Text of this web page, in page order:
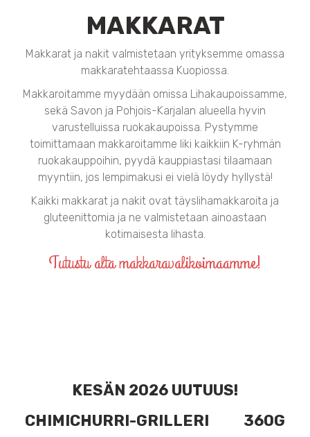
MAKKARAT
Makkarat ja nakit valmistetaan yrityksemme omassa
makkaratehtaassa Kuopiossa.
Makkaroitamme myydään omissa Lihakaupoissamme,
sekä Savon ja Pohjois-Karjalan alueella hyvin
varustelluissa ruokakaupoissa. Pystymme
toimittamaan makkaroitamme liki kaikkiin K-ryhmän
ruokakauppoihin, pyydä kauppiastasi tilaamaan
myyntiin, jos lempimakusi ei vielä löydy hyllystä!
Kaikki makkarat ja nakit ovat täyslihamakkaroita ja
gluteenittomia ja ne valmistetaan ainoastaan
kotimaisesta lihasta.
Tutustu alta makkaravalikoimaamme!
KESÄN 2026 UUTUUS!
CHIMICHURRI-GRILLERI 360G